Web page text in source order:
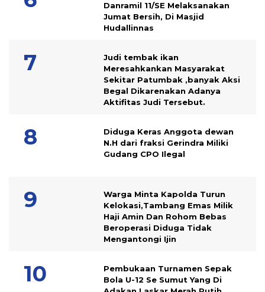
Danramil 11/SE Melaksanakan
Jumat Bersih, Di Masjid
Hudallinnas
Judi tembak ikan
Meresahkankan Masyarakat
Sekitar Patumbak ,banyak Aksi
Begal Dikarenakan Adanya
Aktifitas Judi Tersebut.
Diduga Keras Anggota dewan
N.H dari fraksi Gerindra Miliki
Gudang CPO Ilegal
Warga Minta Kapolda Turun
Kelokasi,Tambang Emas Milik
Haji Amin Dan Rohom Bebas
Beroperasi Diduga Tidak
Mengantongi Ijin
Pembukaan Turnamen Sepak
Bola U-12 Se Sumut Yang Di